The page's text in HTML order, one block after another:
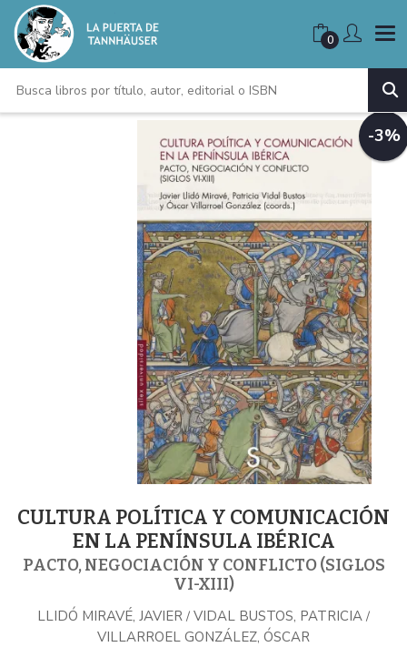
0
-3%
CULTURA POLÍTICA Y COMUNICACIÓN
EN LA PENÍNSULA IBÉRICA
PACTO, NEGOCIACIÓN Y CONFLICTO (SIGLOS
VI-XIII)
LLIDÓ MIRAVÉ, JAVIER / VIDAL BUSTOS, PATRICIA /
VILLARROEL GONZÁLEZ, ÓSCAR